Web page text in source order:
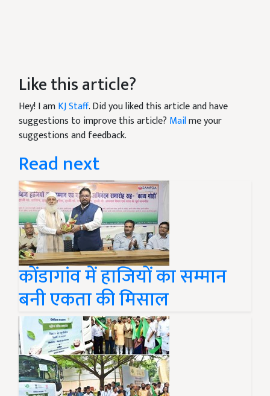
Like this article?
Hey! I amKJ Staff. Did you liked this article and have
suggestions to improve this article? Mailme your
suggestions and feedback.
Read next
कोंडागांव में हाजियों का सम्मान
बनी एकता की मिसाल